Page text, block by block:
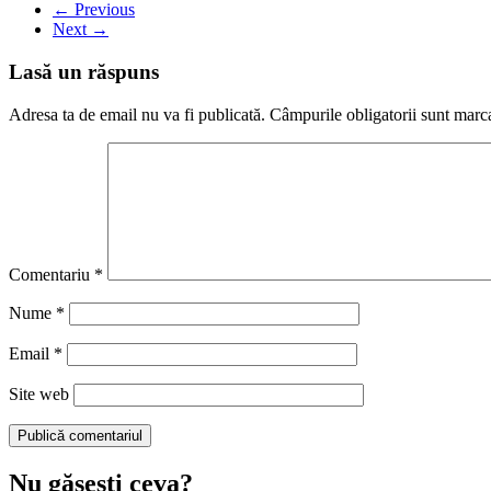
← Previous
Next →
Lasă un răspuns
Adresa ta de email nu va fi publicată. Câmpurile obligatorii sunt
Comentariu *
Nume *
Email *
Site web
Nu găseşti ceva?